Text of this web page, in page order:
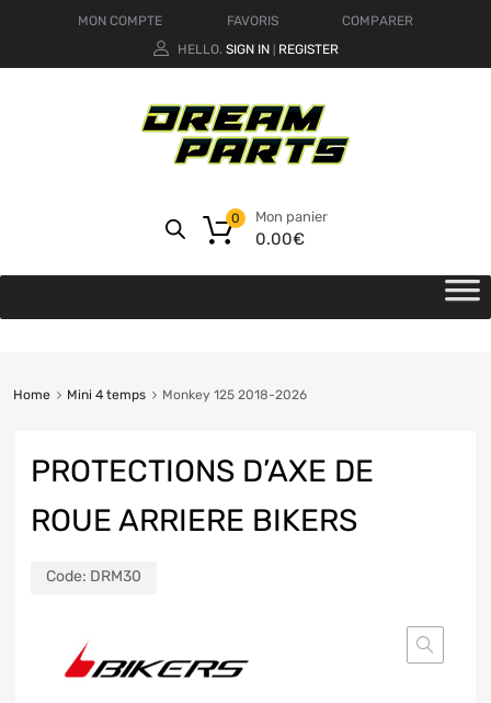
MON COMPTE FAVORIS
COMPARER
HELLO. SIGN IN REGISTER
Mon panier
0.00€
0
Home Mini 4 temps Monkey 125 2018-2026
PROTECTIONS D’AXE DE
ROUE ARRIERE BIKERS
Code: DRM30